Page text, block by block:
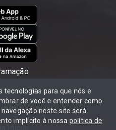
tecnologias para que nós e
de você e entender como
neste site será
implícito à nossa política de